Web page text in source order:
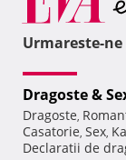
Urmareste-ne
Dragoste &
Dragoste,
Casatorie, Sex,
Declaratii de